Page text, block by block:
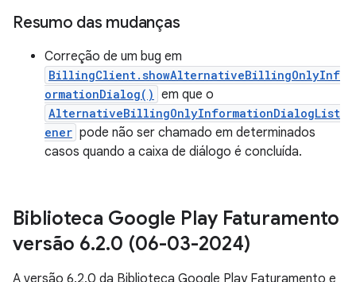
Resumo das mudanças
Correção de um bug em
BillingClient.showAlternativeBillingOnlyInf
ormationDialog() em que o
AlternativeBillingOnlyInformationDialogList
ener pode não ser chamado em determinados
casos quando a caixa de diálogo é concluída.
Biblioteca Google Play Faturamento
versão 6.2.0 (06-03-2024)
A versão 6.2.0 da Biblioteca Google Play Faturamento e